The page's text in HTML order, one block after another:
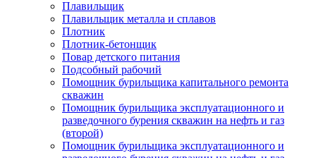
Плавильщик
Плавильщик металла и сплавов
Плотник
Плотник-бетонщик
Повар детского питания
Подсобный рабочий
Помощник бурильщика капитального ремонта
скважин
Помощник бурильщика эксплуатационного и
разведочного бурения скважин на нефть и газ
(второй)
Помощник бурильщика эксплуатационного и